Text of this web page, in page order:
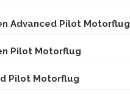
Advanced Pilot Motorflug
Pilot Motorflug
Pilot Motorflug